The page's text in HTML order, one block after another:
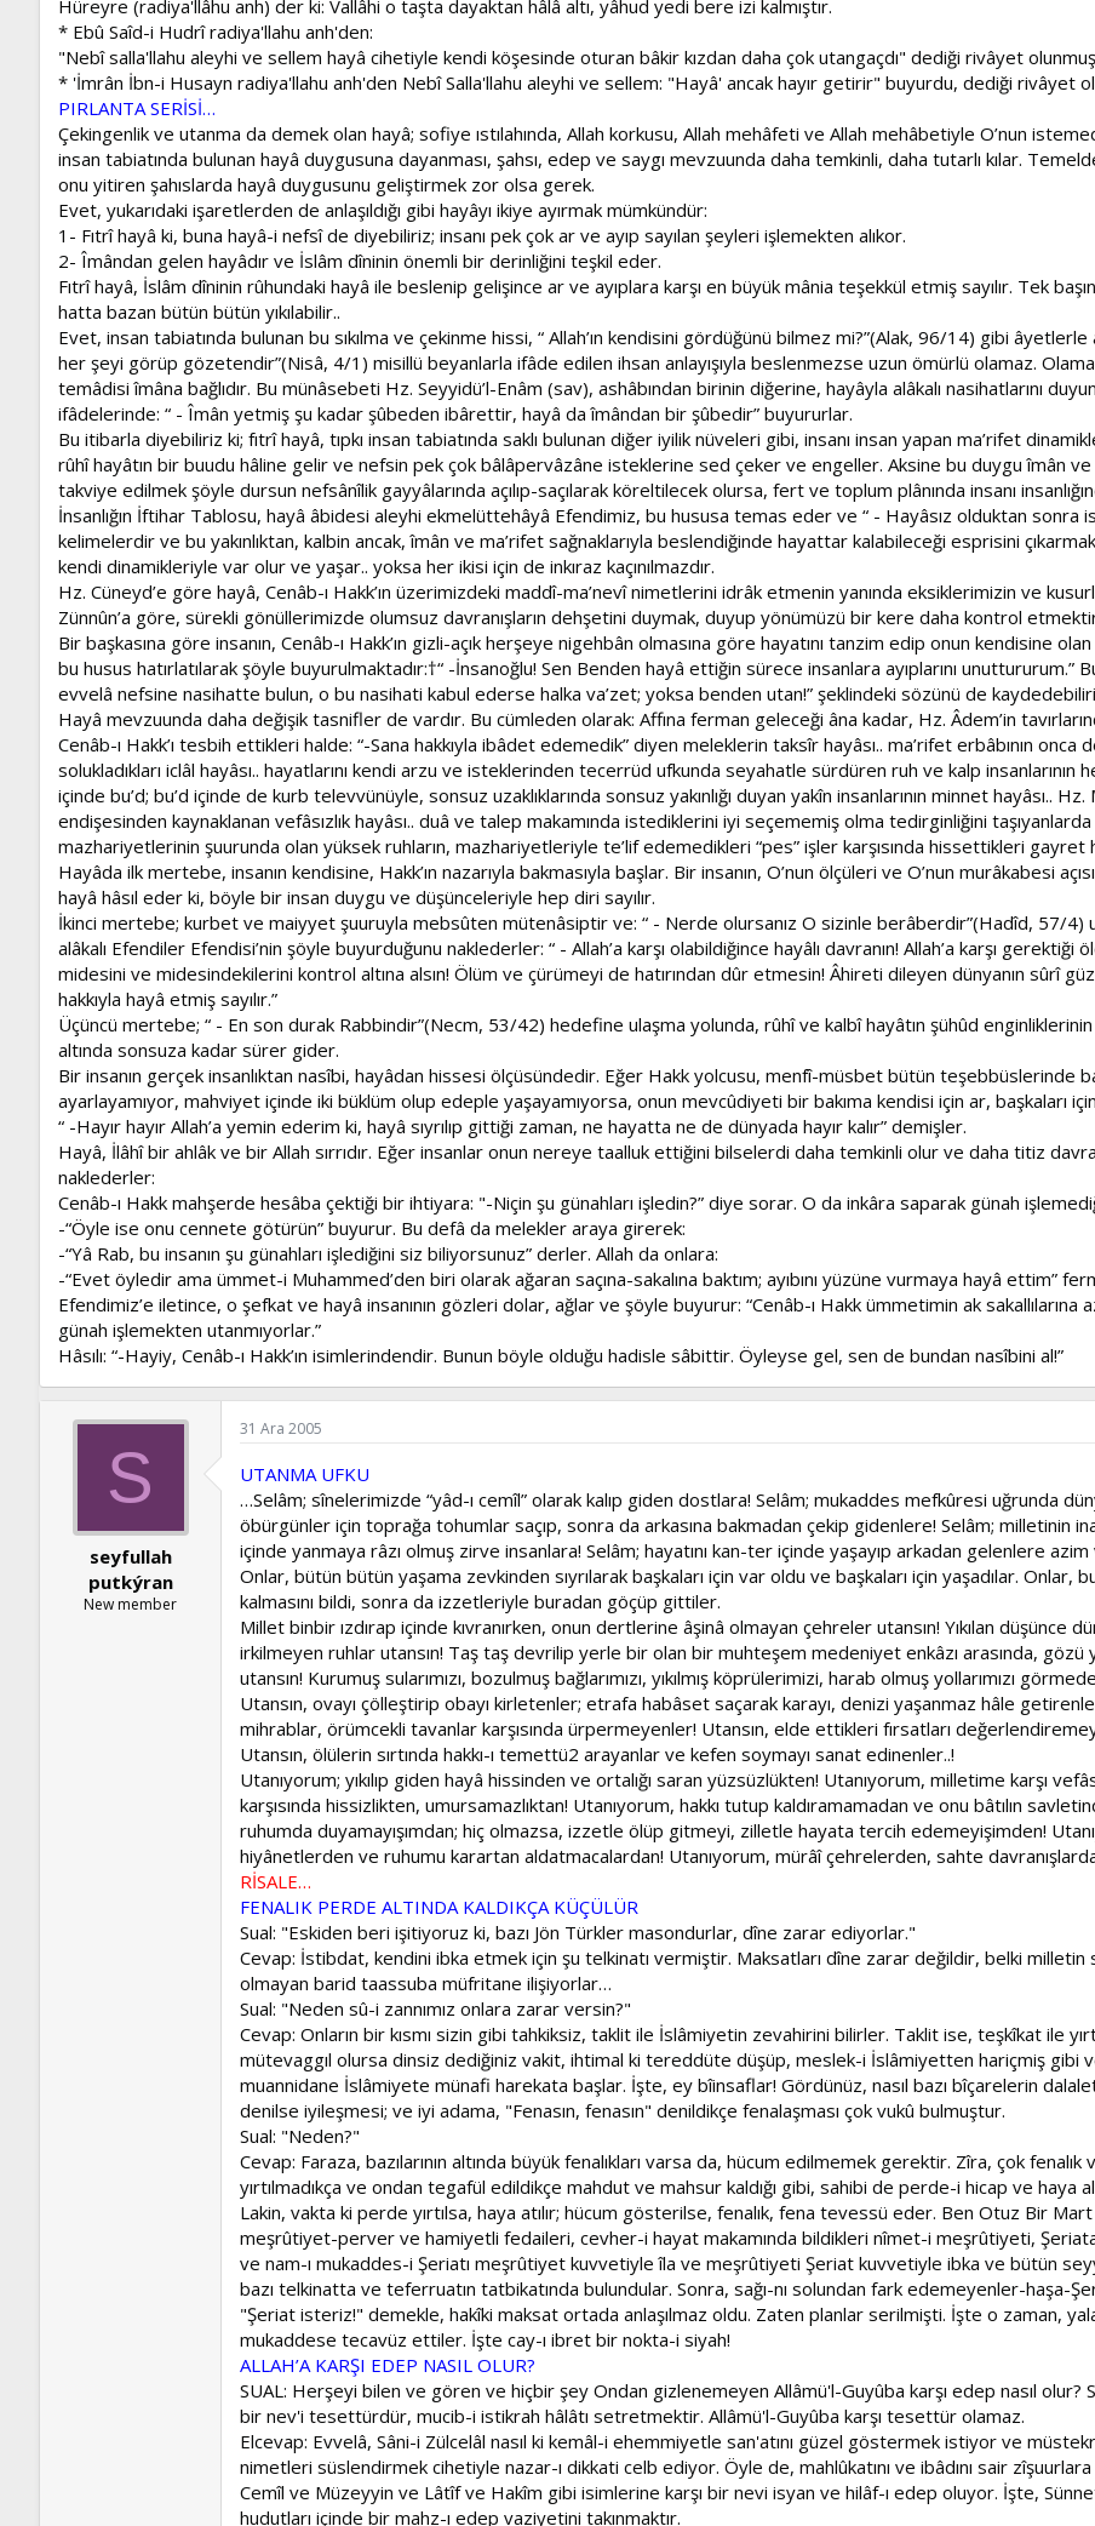
Hüreyre (radiya'llâhu anh) der ki: Vallâhi o taşta dayaktan hâlâ altı, yâhud yedi bere izi kalmıştır.
* Ebû Saîd-i Hudrî radiya'llahu anh'den:
"Nebî salla'llahu aleyhi ve sellem hayâ cihetiyle kendi köşesinde oturan bâkir kızdan daha çok utangaçdı" dediği rivâyet
* 'İmrân İbn-i Husayn radiya'llahu anh'den Nebî Salla'llahu aleyhi ve sellem: "Hayâ' ancak hayır getirir" buyurdu, dediği rivâyet
PIRLANTA SERİSİ…
Çekingenlik ve utanma da demek olan hayâ; sofiye ıstılahında, Allah korkusu, Allah mehâfeti ve Allah mehâbetiyle O’nun
insan tabiatında bulunan hayâ duygusuna dayanması, şahsı, edep ve saygı mevzuunda daha temkinli, daha tutarlı kılar.
onu yitiren şahıslarda hayâ duygusunu geliştirmek zor olsa gerek.
Evet, yukarıdaki işaretlerden de anlaşıldığı gibi hayâyı ikiye ayırmak mümkündür:
1- Fıtrî hayâ ki, buna hayâ-i nefsî de diyebiliriz; insanı pek çok ar ve ayıp sayılan şeyleri işlemekten alıkor.
2- Îmândan gelen hayâdır ve İslâm dîninin önemli bir derinliğini teşkil eder.
Fıtrî hayâ, İslâm dîninin rûhundaki hayâ ile beslenip gelişince ar ve ayıplara karşı en büyük mânia teşekkül etmiş sayılır. Tek
hatta bazan bütün bütün yıkılabilir..
Evet, insan tabiatında bulunan bu sıkılma ve çekinme hissi, “ Allah’ın kendisini gördüğünü bilmez mi?”(Alak, 96/14) gibi
her şeyi görüp gözetendir”(Nisâ, 4/1) misillü beyanlarla ifâde edilen ihsan anlayışıyla beslenmezse uzun ömürlü olamaz.
temâdisi îmâna bağlıdır. Bu münâsebeti Hz. Seyyidü’l-Enâm (sav), ashâbından birinin diğerine, hayâyla alâkalı nasihatlarını
ifâdelerinde: “ - Îmân yetmiş şu kadar şûbeden ibârettir, hayâ da îmândan bir şûbedir” buyururlar.
Bu itibarla diyebiliriz ki; fıtrî hayâ, tıpkı insan tabiatında saklı bulunan diğer iyilik nüveleri gibi, insanı insan yapan ma’rifet
rûhî hayâtın bir buudu hâline gelir ve nefsin pek çok bâlâpervâzâne isteklerine sed çeker ve engeller. Aksine bu duygu îmân
takviye edilmek şöyle dursun nefsânîlik gayyâlarında açılıp-saçılarak köreltilecek olursa, fert ve toplum plânında insanı
İnsanlığın İftihar Tablosu, hayâ âbidesi aleyhi ekmelüttehâyâ Efendimiz, bu hususa temas eder ve “ - Hayâsız olduktan
kelimelerdir ve bu yakınlıktan, kalbin ancak, îmân ve ma’rifet sağnaklarıyla beslendiğinde hayattar kalabileceği esprisini
kendi dinamikleriyle var olur ve yaşar.. yoksa her ikisi için de inkıraz kaçınılmazdır.
Hz. Cüneyd’e göre hayâ, Cenâb-ı Hakk’ın üzerimizdeki maddî-ma’nevî nimetlerini idrâk etmenin yanında eksiklerimizin ve
Zünnûn’a göre, sürekli gönüllerimizde olumsuz davranışların dehşetini duymak, duyup yönümüzü bir kere daha kontrol
Bir başkasına göre insanın, Cenâb-ı Hakk’ın gizli-açık herşeye nigehbân olmasına göre hayatını tanzim edip onun kendisine
bu husus hatırlatılarak şöyle buyurulmaktadır:†“ -İnsanoğlu! Sen Benden hayâ ettiğin sürece insanlara ayıplarını unuttururum.”
evvelâ nefsine nasihatte bulun, o bu nasihati kabul ederse halka va’zet; yoksa benden utan!” şeklindeki sözünü de
Hayâ mevzuunda daha değişik tasnifler de vardır. Bu cümleden olarak: Affına ferman geleceği âna kadar, Hz. Âdem’in
Cenâb-ı Hakk’ı tesbih ettikleri halde: “-Sana hakkıyla ibâdet edemedik” diyen meleklerin taksîr hayâsı.. ma’rifet erbâbının
solukladıkları iclâl hayâsı.. hayatlarını kendi arzu ve isteklerinden tecerrüd ufkunda seyahatle sürdüren ruh ve kalp
içinde bu’d; bu’d içinde de kurb televvünüyle, sonsuz uzaklıklarında sonsuz yakınlığı duyan yakîn insanlarının minnet hayâsı..
endişesinden kaynaklanan vefâsızlık hayâsı.. duâ ve talep makamında istediklerini iyi seçememiş olma tedirginliğini
mazhariyetlerinin şuurunda olan yüksek ruhların, mazhariyetleriyle te’lif edemedikleri “pes” işler karşısında hissettikleri gayret
Hayâda ilk mertebe, insanın kendisine, Hakk’ın nazarıyla bakmasıyla başlar. Bir insanın, O’nun ölçüleri ve O’nun murâkabesi
hayâ hâsıl eder ki, böyle bir insan duygu ve düşünceleriyle hep diri sayılır.
İkinci mertebe; kurbet ve maiyyet şuuruyla mebsûten mütenâsiptir ve: “ - Nerde olursanız O sizinle berâberdir”(Hadîd, 57/
alâkalı Efendiler Efendisi’nin şöyle buyurduğunu naklederler: “ - Allah’a karşı olabildiğince hayâlı davranın! Allah’a karşı gerektiği
midesini ve midesindekilerini kontrol altına alsın! Ölüm ve çürümeyi de hatırından dûr etmesin! Âhireti dileyen dünyanın sûrî
hakkıyla hayâ etmiş sayılır.”
Üçüncü mertebe; “ - En son durak Rabbindir”(Necm, 53/42) hedefine ulaşma yolunda, rûhî ve kalbî hayâtın şühûd
altında sonsuza kadar sürer gider.
Bir insanın gerçek insanlıktan nasîbi, hayâdan hissesi ölçüsündedir. Eğer Hakk yolcusu, menfî-müsbet bütün teşebbüslerinde
ayarlayamıyor, mahviyet içinde iki büklüm olup edeple yaşayamıyorsa, onun mevcûdiyeti bir bakıma kendisi için ar, başkaları
“ -Hayır hayır Allah’a yemin ederim ki, hayâ sıyrılıp gittiği zaman, ne hayatta ne de dünyada hayır kalır” demişler.
Hayâ, İlâhî bir ahlâk ve bir Allah sırrıdır. Eğer insanlar onun nereye taalluk ettiğini bilselerdi daha temkinli olur ve daha titiz
naklederler:
Cenâb-ı Hakk mahşerde hesâba çektiği bir ihtiyara: "-Niçin şu günahları işledin?” diye sorar. O da inkâra saparak günah
-“Öyle ise onu cennete götürün” buyurur. Bu defâ da melekler araya girerek:
-“Yâ Rab, bu insanın şu günahları işlediğini siz biliyorsunuz” derler. Allah da onlara:
-“Evet öyledir ama ümmet-i Muhammed’den biri olarak ağaran saçına-sakalına baktım; ayıbını yüzüne vurmaya hayâ ettim”
Efendimiz’e iletince, o şefkat ve hayâ insanının gözleri dolar, ağlar ve şöyle buyurur: “Cenâb-ı Hakk ümmetimin ak
günah işlemekten utanmıyorlar.”
Hâsılı: “-Hayiy, Cenâb-ı Hakk’ın isimlerindendir. Bunun böyle olduğu hadisle sâbittir. Öyleyse gel, sen de bundan nasîbini al!”
S
seyfullah
putkýran
New member
31 Ara 2005
UTANMA UFKU
…Selâm; sînelerimizde “yâd-ı cemîl” olarak kalıp giden dostlara! Selâm; mukaddes mefkûresi uğrunda
öbürgünler için toprağa tohumlar saçıp, sonra da arkasına bakmadan çekip gidenlere! Selâm; milletinin
içinde yanmaya râzı olmuş zirve insanlara! Selâm; hayatını kan-ter içinde yaşayıp arkadan gelenlere
Onlar, bütün bütün yaşama zevkinden sıyrılarak başkaları için var oldu ve başkaları için yaşadılar. Onlar,
kalmasını bildi, sonra da izzetleriyle buradan göçüp gittiler.
Millet binbir ızdırap içinde kıvranırken, onun dertlerine âşinâ olmayan çehreler utansın! Yıkılan düşünce
irkilmeyen ruhlar utansın! Taş taş devrilip yerle bir olan bir muhteşem medeniyet enkâzı arasında, gözü
utansın! Kurumuş sularımızı, bozulmuş bağlarımızı, yıkılmış köprülerimizi, harab olmuş yollarımızı
Utansın, ovayı çölleştirip obayı kirletenler; etrafa habâset saçarak karayı, denizi yaşanmaz hâle
mihrablar, örümcekli tavanlar karşısında ürpermeyenler! Utansın, elde ettikleri fırsatları
Utansın, ölülerin sırtında hakkı-ı temettü2 arayanlar ve kefen soymayı sanat edinenler..!
Utanıyorum; yıkılıp giden hayâ hissinden ve ortalığı saran yüzsüzlükten! Utanıyorum, milletime karşı
karşısında hissizlikten, umursamazlıktan! Utanıyorum, hakkı tutup kaldıramamadan ve onu bâtılın
ruhumda duyamayışımdan; hiç olmazsa, izzetle ölüp gitmeyi, zilletle hayata tercih edemeyişimden!
hiyânetlerden ve ruhumu karartan aldatmacalardan! Utanıyorum, mürâî çehrelerden, sahte
RİSALE…
FENALIK PERDE ALTINDA KALDIKÇA KÜÇÜLÜR
Sual: "Eskiden beri işitiyoruz ki, bazı Jön Türkler masondurlar, dîne zarar ediyorlar."
Cevap: İstibdat, kendini ibka etmek için şu telkinatı vermiştir. Maksatları dîne zarar değildir, belki milletin
olmayan barid taassuba müfritane ilişiyorlar…
Sual: "Neden sû-i zannımız onlara zarar versin?"
Cevap: Onların bir kısmı sizin gibi tahkiksiz, taklit ile İslâmiyetin zevahirini bilirler. Taklit ise, teşkîkat ile
mütevaggıl olursa dinsiz dediğiniz vakit, ihtimal ki tereddüte düşüp, meslek-i İslâmiyetten hariçmiş
muannidane İslâmiyete münafi harekata başlar. İşte, ey bîinsaflar! Gördünüz, nasıl bazı bîçarelerin
denilse iyileşmesi; ve iyi adama, "Fenasın, fenasın" denildikçe fenalaşması çok vukû bulmuştur.
Sual: "Neden?"
Cevap: Faraza, bazılarının altında büyük fenalıkları varsa da, hücum edilmemek gerektir. Zîra, çok
yırtılmadıkça ve ondan tegafül edildikçe mahdut ve mahsur kaldığı gibi, sahibi de perde-i hicap ve haya
Lakin, vakta ki perde yırtılsa, haya atılır; hücum gösterilse, fenalık, fena tevessü eder. Ben Otuz Bir
meşrûtiyet-perver ve hamiyetli fedaileri, cevher-i hayat makamında bildikleri nîmet-i meşrûtiyeti,
ve nam-ı mukaddes-i Şeriatı meşrûtiyet kuvvetiyle îla ve meşrûtiyeti Şeriat kuvvetiyle ibka ve bütün
bazı telkinatta ve teferruatın tatbikatında bulundular. Sonra, sağı-nı solundan fark edemeyenler-haşa-
"Şeriat isteriz!" demekle, hakîki maksat ortada anlaşılmaz oldu. Zaten planlar serilmişti. İşte o zaman,
mukaddese tecavüz ettiler. İşte cay-ı ibret bir nokta-i siyah!
ALLAH’A KARŞI EDEP NASIL OLUR?
SUAL: Herşeyi bilen ve gören ve hiçbir şey Ondan gizlenemeyen Allâmü'l-Guyûba karşı edep nasıl
bir nev'i tesettürdür, mucib-i istikrah hâlâtı setretmektir. Allâmü'l-Guyûba karşı tesettür olamaz.
Elcevap: Evvelâ, Sâni-i Zülcelâl nasıl ki kemâl-i ehemmiyetle san'atını güzel göstermek istiyor ve
nimetleri süslendirmek cihetiyle nazar-ı dikkati celb ediyor. Öyle de, mahlûkatını ve ibâdını sair
Cemîl ve Müzeyyin ve Lâtîf ve Hakîm gibi isimlerine karşı bir nevi isyan ve hilâf-ı edep oluyor. İşte,
hudutları içinde bir mahz-ı edep vaziyetini takınmaktır.